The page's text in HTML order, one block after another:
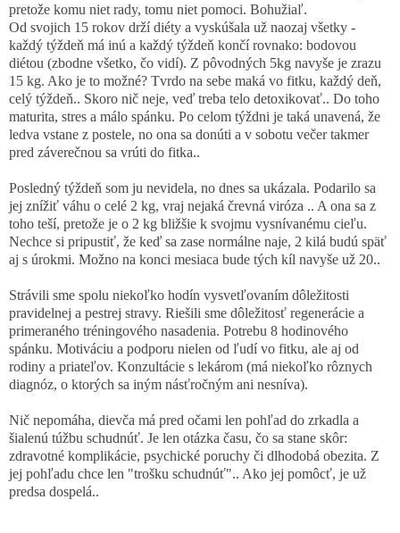
pretože komu niet rady, tomu niet pomoci. Bohužiaľ.
Od svojich 15 rokov drží diéty a vyskúšala už naozaj všetky -
každý týždeň má inú a každý týždeň končí rovnako: bodovou
diétou (zbodne všetko, čo vidí). Z pôvodných 5kg navyše je zrazu
15 kg. Ako je to možné? Tvrdo na sebe maká vo fitku, každý deň,
celý týždeň.. Skoro nič neje, veď treba telo detoxikovať.. Do toho
maturita, stres a málo spánku. Po celom týždni je taká unavená, že
ledva vstane z postele, no ona sa donúti a v sobotu večer takmer
pred záverečnou sa vrúti do fitka..
Posledný týždeň som ju nevidela, no dnes sa ukázala. Podarilo sa
jej znížiť váhu o celé 2 kg, vraj nejaká črevná viróza .. A ona sa z
toho teší, pretože je o 2 kg bližšie k svojmu vysnívanému cieľu.
Nechce si pripustiť, že keď sa zase normálne naje, 2 kilá budú späť
aj s úrokmi. Možno na konci mesiaca bude tých kíl navyše už 20..
Strávili sme spolu niekoľko hodín vysvetľovaním dôležitosti
pravidelnej a pestrej stravy. Riešili sme dôležitosť regenerácie a
primeraného tréningového nasadenia. Potrebu 8 hodinového
spánku. Motiváciu a podporu nielen od ľudí vo fitku, ale aj od
rodiny a priateľov. Konzultácie s lekárom (má niekoľko rôznych
diagnóz, o ktorých sa iným násťročným ani nesníva).
Nič nepomáha, dievča má pred očami len pohľad do zrkadla a
šialenú túžbu schudnúť. Je len otázka času, čo sa stane skôr:
zdravotné komplikácie, psychické poruchy či dlhodobá obezita. Z
jej pohľadu chce len "trošku schudnúť".. Ako jej pomôcť, je už
predsa dospelá..